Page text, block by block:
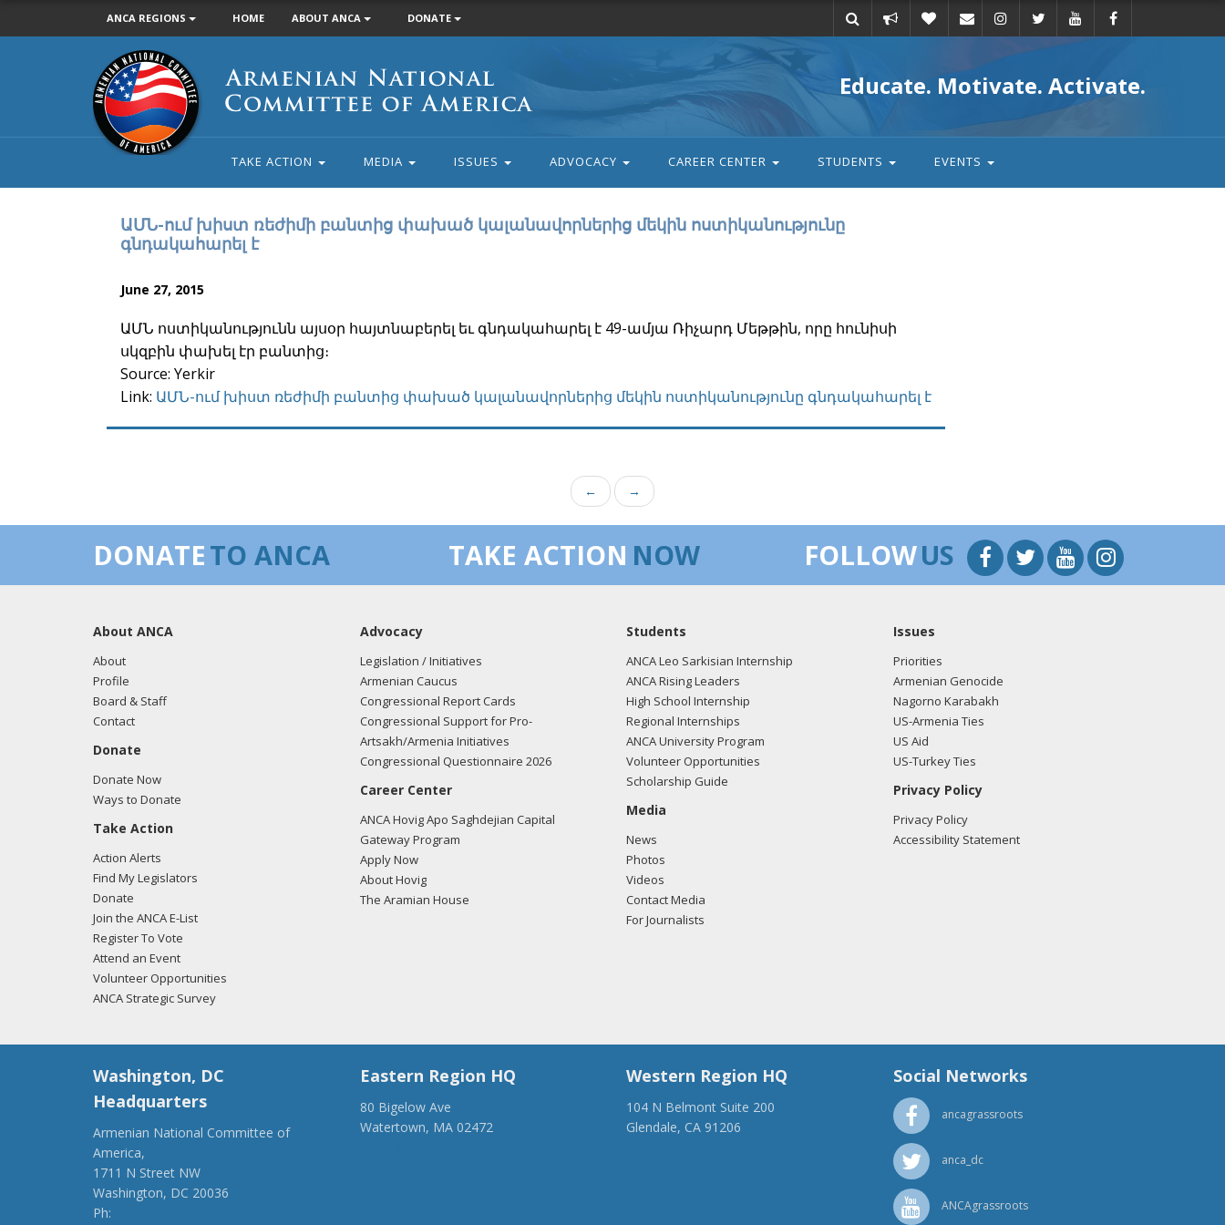
ANCA REGIONS HOME ABOUT ANCA DONATE
action
Armenian
National
Committee
of
America
Educate. Motivate. Activate.
TAKE ACTION MEDIA ISSUES ADVOCACY CAREER CENTER STUDENTS EVENTS
ԱՄՆ-ում խիստ ռեժիմի բանտից փախած կալանավորներից մեկին ոստիկանությունը
գնդակահարել է
June 27, 2015
ԱՄՆ ոստիկանությունն այսօր հայտնաբերել եւ գնդակահարել է 49-ամյա Ռիչարդ Մեթթին, որը հունիսի
սկզբին փախել էր բանտից։
Source: Yerkir
Link: ԱՄՆ-ում խիստ ռեժիմի բանտից փախած կալանավորներից մեկին ոստիկանությունը գնդակահարել է
← →
DONATETO ANCA TAKE ACTION NOW FOLLOWUS
About ANCA
About
Profile
Board & Staff
Contact
Donate
Donate Now
Ways to Donate
Take Action
Action Alerts
Find My Legislators
Donate
Join the ANCA E-List
Register To Vote
Attend an Event
Volunteer Opportunities
ANCA Strategic Survey
Advocacy
Legislation / Initiatives
Armenian Caucus
Congressional Report Cards
Congressional Support for Pro-
Artsakh/Armenia Initiatives
Congressional Questionnaire 2026
Career Center
ANCA Hovig Apo Saghdejian Capital
Gateway Program
Apply Now
About Hovig
The Aramian House
Students
ANCA Leo Sarkisian Internship
ANCA Rising Leaders
High School Internship
Regional Internships
ANCA University Program
Volunteer Opportunities
Scholarship Guide
Media
News
Photos
Videos
Contact Media
For Journalists
Issues
Priorities
Armenian Genocide
Nagorno Karabakh
US-Armenia Ties
US Aid
US-Turkey Ties
Privacy Policy
Privacy Policy
Accessibility Statement
Washington, DC
Headquarters
Armenian National Committee of
America,
1711 N Street NW
Washington, DC 20036
Ph:
Eastern Region HQ
80 Bigelow Ave
Watertown, MA 02472
Western Region HQ
104 N Belmont Suite 200
Glendale, CA 91206
Social Networks
ancagrassroots
anca_dc
ANCAgrassroots